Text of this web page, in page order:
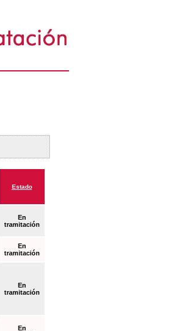
Estado
En
tramitación
En
tramitación
En
tramitación
En